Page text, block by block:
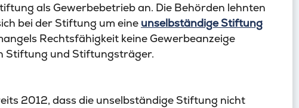
als Gewerbebetrieb an. Die Behörden lehnten
bei der Stiftung um eine unselbständige Stiftung
Rechtsfähigkeit keine Gewerbeanzeige
Stiftung und Stiftungsträger.
2012, dass die unselbständige Stiftung nicht